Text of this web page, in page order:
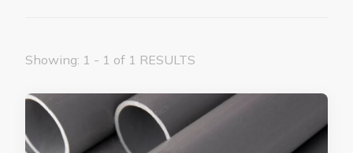
Showing: 1 - 1 of 1 RESULTS